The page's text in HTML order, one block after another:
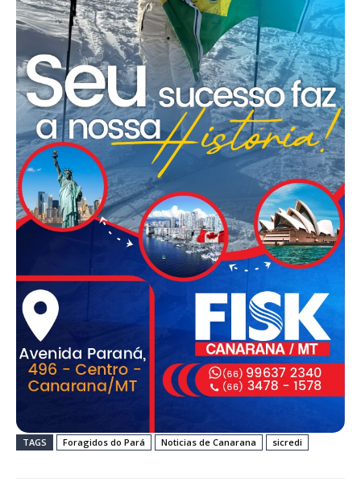
TAGS Foragidos do Pará Noticias de Canarana sicredi